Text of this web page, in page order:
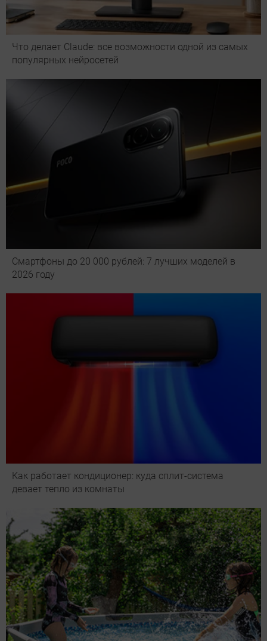
Что делает Сlaude: все возможности одной из самых
популярных нейросетей
Смартфоны до 20 000 рублей: 7 лучших моделей в
2026 году
Как работает кондиционер: куда сплит-система
девает тепло из комнаты